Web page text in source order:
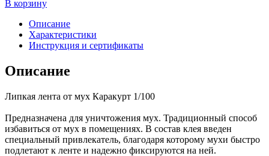
В корзину
Описание
Характеристики
Инструкция и сертификаты
Описание
Липкая лента от мух Каракурт 1/100
Предназначена для уничтожения мух. Традиционный способ
избавиться от мух в помещениях. В состав клея введен
специальный привлекатель, благодаря которому мухи быстро
подлетают к ленте и надежно фиксируются на ней.